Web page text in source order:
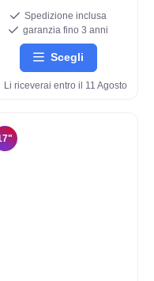
Spedizione inclusa
garanzia fino 3 anni
Scegli
Li riceverai entro il 11 Agosto